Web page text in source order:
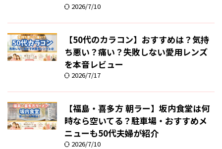
2026/7/10
【50代のカラコン】おすすめは？気持
ち悪い？痛い？失敗しない愛用レンズ
を本音レビュー
2026/7/17
【福島・喜多方 朝ラー】坂内食堂は何
時なら空いてる？駐車場・おすすめメ
ニューも50代夫婦が紹介
2026/7/10